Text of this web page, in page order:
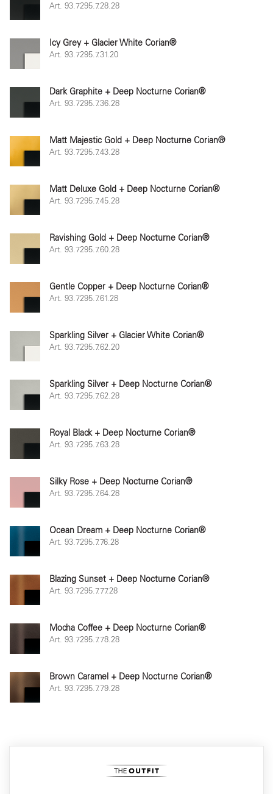
Art. 93.7295.7.28.28
Icy Grey + Glacier White Corian®
Art. 93.7295.7.31.20
Dark Graphite + Deep Nocturne Corian®
Art. 93.7295.7.36.28
Matt Majestic Gold + Deep Nocturne Corian®
Art. 93.7295.7.43.28
Matt Deluxe Gold + Deep Nocturne Corian®
Art. 93.7295.7.45.28
Ravishing Gold + Deep Nocturne Corian®
Art. 93.7295.7.60.28
Gentle Copper + Deep Nocturne Corian®
Art. 93.7295.7.61.28
Sparkling Silver + Glacier White Corian®
Art. 93.7295.7.62.20
Sparkling Silver + Deep Nocturne Corian®
Art. 93.7295.7.62.28
Royal Black + Deep Nocturne Corian®
Art. 93.7295.7.63.28
Silky Rose + Deep Nocturne Corian®
Art. 93.7295.7.64.28
Ocean Dream + Deep Nocturne Corian®
Art. 93.7295.7.76.28
Blazing Sunset + Deep Nocturne Corian®
Art. 93.7295.7.77.28
Mocha Coffee + Deep Nocturne Corian®
Art. 93.7295.7.78.28
Brown Caramel + Deep Nocturne Corian®
Art. 93.7295.7.79.28